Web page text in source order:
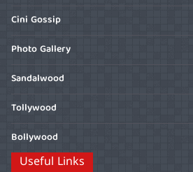
Cini Gossip
Photo Gallery
Sandalwood
Tollywood
Bollywood
Useful Links